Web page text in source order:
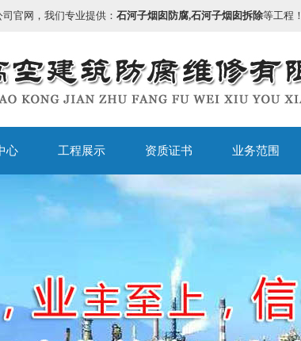
官网，我们专业提供： 石河子烟囱防腐,石河子烟囱拆除等工程！
心 工程展示 资质证书 业务范围